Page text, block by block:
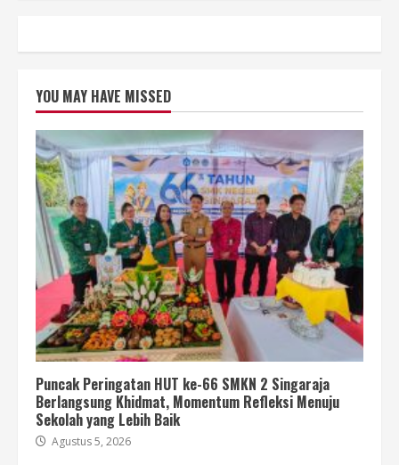
YOU MAY HAVE MISSED
Puncak Peringatan HUT ke-66 SMKN 2 Singaraja
Berlangsung Khidmat, Momentum Refleksi Menuju
Sekolah yang Lebih Baik
Agustus 5, 2026